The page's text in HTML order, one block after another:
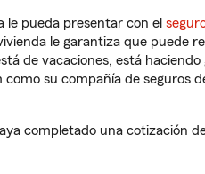
le pueda presentar con el
le garantiza que puede
de vacaciones, está
su compañía de seguros
completado una cotización